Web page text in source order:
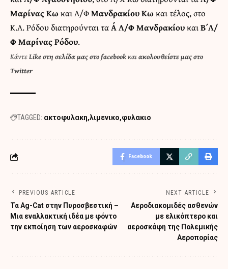
Μαρίνας Κω και Λ/ΦΜανδρακίου Κω και τέλος, στο
Κ.Λ. Ρόδου διατηρούνται ταΑ΄ Λ/Φ ΜανδρακίουκαιΒ΄ Λ/
Φ Μαρίνας Ρόδου.
ΚάντεLike στη σελίδα μας στο facebookκαιακολουθείστε μας στο
Twitter
TAGGED: ακτοφυλακη λιμενικο φυλακιο
Facebook
PREVIOUS ARTICLE
Τα Ag-Cat στην Πυροσβεστική –
Μια εναλλακτική ιδέα με φόντο
την εκποίηση των αεροσκαφών
NEXT ARTICLE
Αεροδιακομιδές ασθενών
με ελικόπτερο και
αεροσκάφη της Πολεμικής
Αεροπορίας